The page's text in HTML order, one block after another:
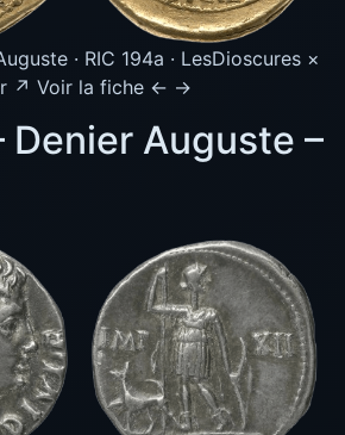
· RIC 194a · LesDioscures ×
↗ Voir la fiche ← →
Denier Auguste –